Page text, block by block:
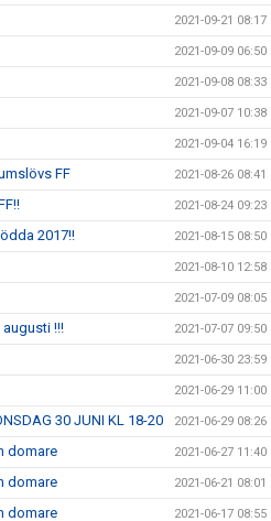
2021-09-21 08:17
2021-09-09 06:50
2021-09-08 08:33
2021-09-07 10:38
2021-09-04 16:19
FF 2021-08-26 08:41
2021-08-24 09:23
2017!! 2021-08-15 08:50
2021-08-10 12:58
2021-07-09 08:05
!!! 2021-07-07 09:50
2021-06-30 23:59
2021-06-29 11:00
30 JUNI KL 18-20 2021-06-29 08:26
domare 2021-06-27 11:40
domare 2021-06-21 08:01
domare 2021-06-17 08:55